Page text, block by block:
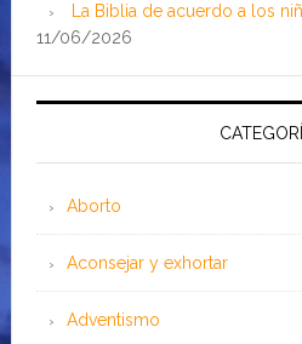
La Biblia de acuerdo a los
11/06/2026
Aborto
Aconsejar y exhortar
Adventismo